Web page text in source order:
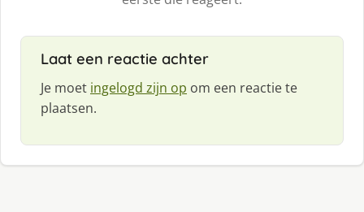
Laat een reactie achter
Je moet ingelogd zijn op om een reactie te
plaatsen.